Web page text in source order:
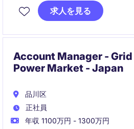
なプロジェクトを推進し、事業
です。
求人を見る
Account Manager -
Power Market - Japan
品川区
正社員
年収 1100万円 - 1300万円